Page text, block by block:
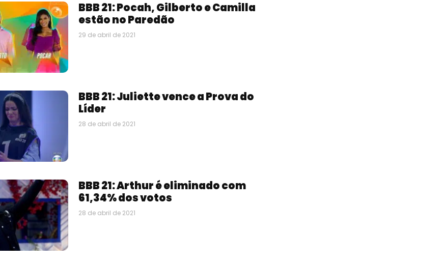
BBB 21: Pocah, Gilberto e Camilla
estão no Paredão
29 de abril de 2021
BBB 21: Juliette vence a Prova do
Líder
28 de abril de 2021
BBB 21: Arthur é eliminado com
61,34% dos votos
28 de abril de 2021